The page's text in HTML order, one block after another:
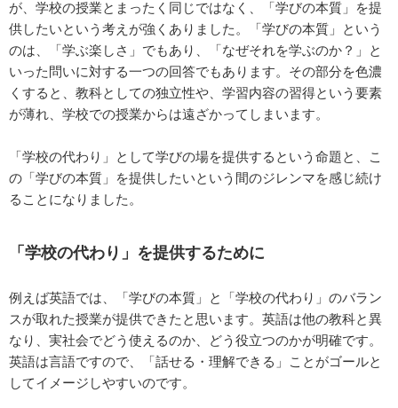
が、学校の授業とまったく同じではなく、「学びの本質」を提
供したいという考えが強くありました。「学びの本質」という
のは、「学ぶ楽しさ」でもあり、「なぜそれを学ぶのか？」と
いった問いに対する一つの回答でもあります。その部分を色濃
くすると、教科としての独立性や、学習内容の習得という要素
が薄れ、学校での授業からは遠ざかってしまいます。
「学校の代わり」として学びの場を提供するという命題と、こ
の「学びの本質」を提供したいという間のジレンマを感じ続け
ることになりました。
「学校の代わり」を提供するために
例えば英語では、「学びの本質」と「学校の代わり」のバラン
スが取れた授業が提供できたと思います。英語は他の教科と異
なり、実社会でどう使えるのか、どう役立つのかが明確です。
英語は言語ですので、「話せる・理解できる」ことがゴールと
してイメージしやすいのです。